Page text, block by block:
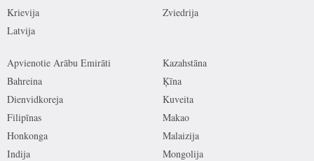
Krievija
Latvija
Zviedrija
Apvienotie Arābu Emirāti
Bahreina
Dienvidkoreja
Filipīnas
Honkonga
Indija
Kazahstāna
Ķīna
Kuveita
Makao
Malaizija
Mongolija